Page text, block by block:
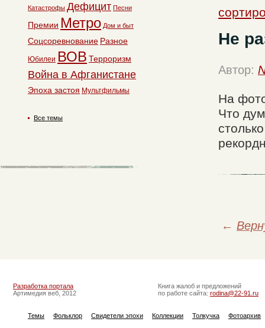
Не
Автор:
На
Что
←
Катастрофы Дефицит Песни
Премии Метро Дом и быт
Соцсоревнование Разное
Юбилеи ВОВ Терроризм
Война в Афганистане
Эпоха застоя Мультфильмы
Все темы
Разработка портала
Артимедия веб, 2012
Книга жалоб и предложений
по работе сайта: rodina@22-91.ru
Темы Фольклор Свидетели эпохи Коллекции Толкучка Фотоархив